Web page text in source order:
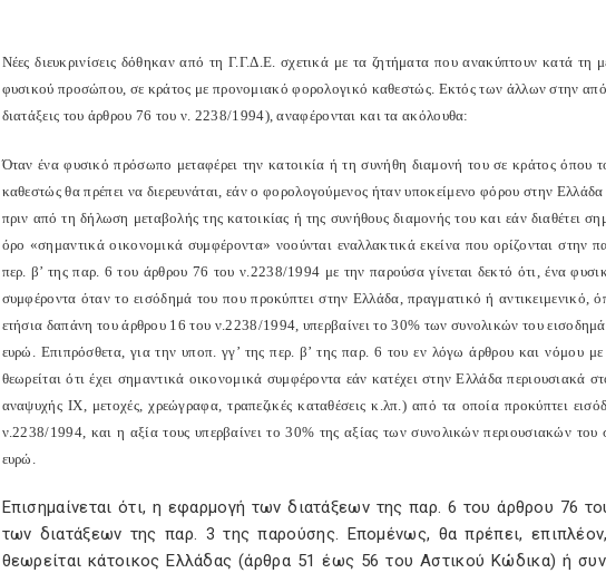
Νέες διευκρινίσεις δόθηκαν από τη Γ.Γ.Δ.Ε. σχετικά με τα ζητήματα που ανακύπτουν κατά τη
φυσικού προσώπου, σε κράτος με προνομιακό φορολογικό καθεστώς. Εκτός των άλλων στην
διατάξεις του άρθρου 76 του ν. 2238/1994), αναφέρονται και τα ακόλουθα:
Όταν ένα φυσικό πρόσωπο μεταφέρει την κατοικία ή τη συνήθη διαμονή του σε κράτος όπου
καθεστώς θα πρέπει να διερευνάται, εάν ο φορολογούμενος ήταν υποκείμενο φόρου στην
πριν από τη δήλωση μεταβολής της κατοικίας ή της συνήθους διαμονής του και εάν διαθέτει
όρο «σημαντικά οικονομικά συμφέροντα» νοούνται εναλλακτικά εκείνα που ορίζονται στην
περ. β’ της παρ. 6 του άρθρου 76 του ν.2238/1994 με την παρούσα γίνεται δεκτό ότι, ένα
συμφέροντα όταν το εισόδημά του που προκύπτει στην Ελλάδα, πραγματικό ή αντικειμενικό,
ετήσια δαπάνη του άρθρου 16 του ν.2238/1994, υπερβαίνει το 30% των συνολικών του
ευρώ. Επιπρόσθετα, για την υποπ. γγ’ της περ. β’ της παρ. 6 του εν λόγω άρθρου και νόμου
θεωρείται ότι έχει σημαντικά οικονομικά συμφέροντα εάν κατέχει στην Ελλάδα περιουσιακά
αναψυχής ΙΧ, μετοχές, χρεώγραφα, τραπεζικές καταθέσεις κ.λπ.) από τα οποία προκύπτει
ν.2238/1994, και η αξία τους υπερβαίνει το 30% της αξίας των συνολικών περιουσιακών
ευρώ.
Επισημαίνεται ότι, η εφαρμογή των διατάξεων της παρ. 6 του άρθρου 76
των διατάξεων της παρ. 3 της παρούσης. Επομένως, θα πρέπει,
θεωρείται κάτοικος Ελλάδας (άρθρα 51 έως 56 του Αστικού Κώδικα) ή